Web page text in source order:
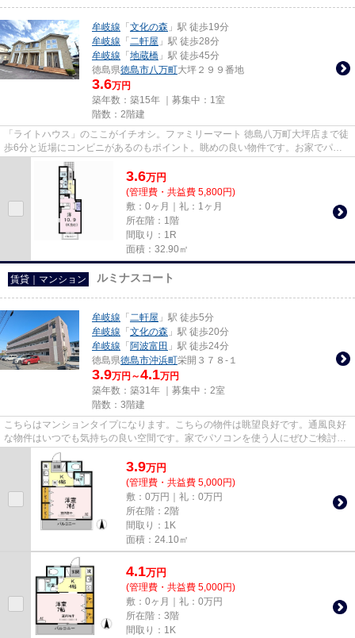
牟岐線 「 文化の森 」駅 徒歩19分
牟岐線 「 二軒屋 」駅 徒歩28分
牟岐線 「 地蔵橋 」駅 徒歩45分
徳島県徳島市八万町大坪２９９番地
3.6万円
築年数：築15年 ｜募集中： 1室
階数：2階建
「ライトハウス」のここがイチオシ。ファミリーマート 徳島八万町大坪店まで徒
歩6分と近場にコンビニがあるのもポイント。眺めの良い物件です。お家でパソ
コン使いたい方にオススメ、...
3.6万円
(管理費・共益費 5,800円)
敷：0ヶ月｜礼：1ヶ月
所在階：1階
間取り：1R
面積：32.90㎡
賃貸｜マンション ルミナスコート
牟岐線 「 二軒屋 」駅 徒歩5分
牟岐線 「 文化の森 」駅 徒歩20分
牟岐線 「 阿波富田 」駅 徒歩24分
徳島県徳島市沖浜町栄開３７８-１
3.9万円～4.1万円
築年数：築31年 ｜募集中： 2室
階数：3階建
こちらはマンションタイプになります。こちらの物件は眺望良好です。通風良好
な物件はいつでも気持ちの良い空間です。家でパソコンを使う人にぜひご検討い
ただきたいインターネット有...
3.9万円
(管理費・共益費 5,000円)
敷：0万円｜礼：0万円
所在階：2階
間取り：1K
面積：24.10㎡
4.1万円
(管理費・共益費 5,000円)
敷：0ヶ月｜礼：0万円
所在階：3階
間取り：1K